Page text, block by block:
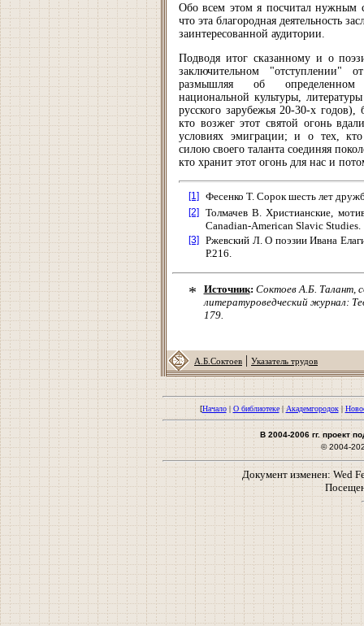
Обо всем этом я посчитал нужным
что эта благородная деятельность
заинтересованной аудитории.
Подводя итог сказанному и о
заключительном "отступлении"
размышляя об определенном
национальной культуры,
русского зарубежья 20-30-х
кто возжег этот святой огонь
условиях эмиграции; и о тех, кто
силою своего таланта соединяя
кто хранит этот огонь для нас и
[1] Фесенко Т. Сорок шесть лет
[2]
Толмачев В. Христианские,
Canadian-American Slavic
[3]
Ржевский Л. О поэзии Ивана
Р.216.
* Источник: Соктоев А.Б. Талант,
литературоведческий журнал:
179.
А.Б.Соктоев | Указатель трудов
[Начало|О библиотеке|Академгородок|
В 2004-2006 гг. проект
© 2004-
Документ изменен: Wed